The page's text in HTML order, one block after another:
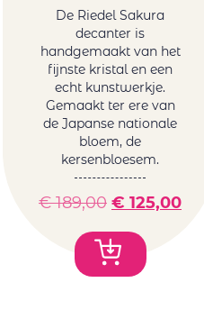
De Riedel Sakura
decanter is
handgemaakt van het
fijnste kristal en een
echt kunstwerkje.
Gemaakt ter ere van
de Japanse nationale
bloem, de
kersenbloesem.
€189,00 € 125,00